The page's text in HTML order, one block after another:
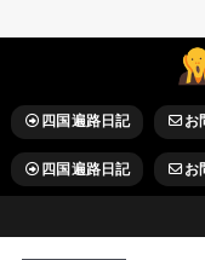
四国遍路日記 お
四国遍路日記 お